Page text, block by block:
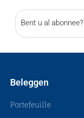
Bent u al abonnee?
Beleggen
Portefeuille